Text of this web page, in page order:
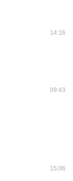
14:16
09:43
15:06